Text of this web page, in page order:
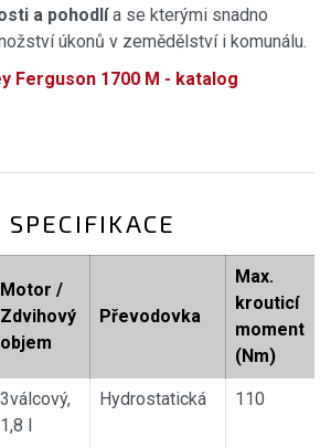
a pohodlía se kterými snadno
úkonů v zemědělství i komunálu.
Ferguson 1700 M - katalog
Motor /
Zdvihový
objem
Převodovka
Max.
krouticí
moment
(Nm)
3válcový,
1,8 l
Hydrostatická 110